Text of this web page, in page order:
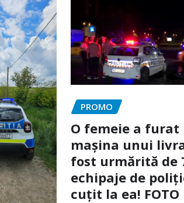
PROMO
O femeie a furat
mașina unui
fost urmărită de
echipaje de
cuțit la ea! FOTO